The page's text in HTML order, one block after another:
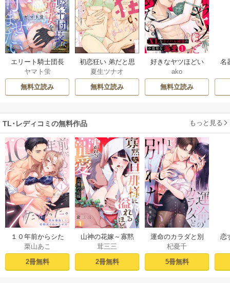
エリート騎士団長
は大聖女を孕ませ
たい
ヤマト蛍
無料立読み
初恋狂い 弟だと思
ってた幼なじみに
激重感情を（※カ
ラダで）浴びせら
夏生ツナオ
無料立読み
好きなヤツほどい
じめたい。XLなラ
イバル同期の不器
用な溺愛
ako
無料立読み
名
TL･レディコミの無料作品 もっと見る
１０年前からシた
かった。～理性爆
散した幼馴染のわ
からせＨ（１）
栗山あこ
2冊無料
山神の花嫁～寡黙
な旦那様に溢れる
ほど注がれる寵愛
～【TL版】 1巻
茸三三
2冊無料
運命のカラダと別
れたい。～思い出
したくなかった、
元カレとのズブズ
杞憂千
5冊無料
恋